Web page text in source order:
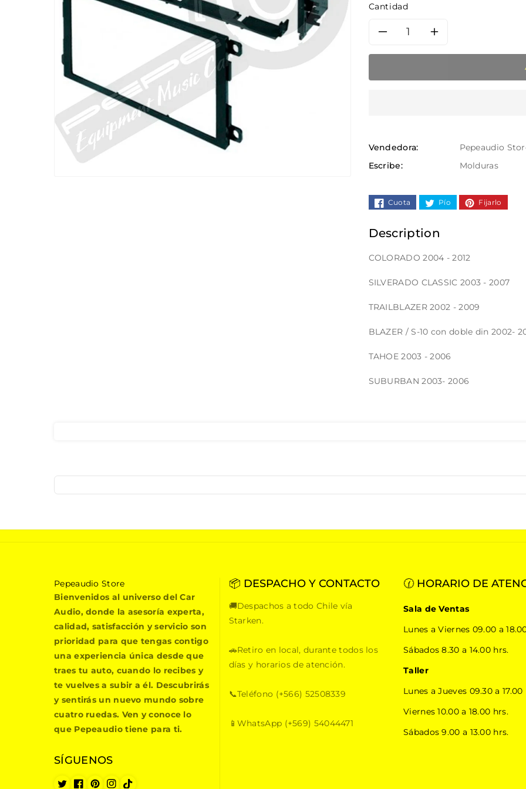
Cantidad
Colorado-
Silverado-
Trailblazer-
Tahoe-
Colorado-
Silverado-
Vendedora:
Pepeaudio
Escribe:
Molduras
Cuota Pío Fijarlo
Description
COLORADO 2004 - 2012
SILVERADO CLASSIC 2003 - 2007
TRAILBLAZER 2002 - 2009
BLAZER / S-10 con doble din 2002-
TAHOE 2003 - 2006
SUBURBAN 2003- 2006
P
e
p
a
u
d
i
o
t
o
r
Pepeaudio Store
Bienvenidos al universo del Car
Audio, donde la asesoría experta,
calidad, satisfacción y servicio son
prioridad para que tengas contigo
una experiencia única desde que
traes tu auto, cuando lo recibes y
te vuelves a subir a él. Descubrirás
y sentirás un nuevo mundo sobre
cuatro ruedas. Ven y conoce lo
que Pepeaudio tiene para ti.
SÍGUENOS
📦 DESPACHO Y CONTACTO
🚚Despachos a todo Chile vía
Starken.
🚗Retiro en local, durante todos los
días y horarios de atención.
📞Teléfono (+566) 52508339
📱WhatsApp (+569) 54044471
🕜 HORARIO DE
Sala de Ventas
Lunes a Viernes 09.00 a
Sábados 8.30 a 14.00 hrs.
Taller
Lunes a Jueves 09.30 a 17.00
Viernes 10.00 a 18.00 hrs.
Sábados 9.00 a 13.00 hrs.